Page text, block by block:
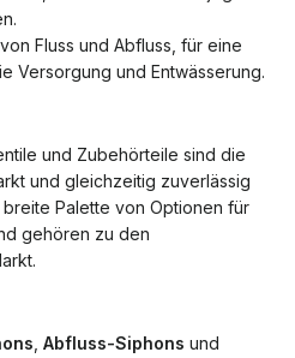
Fluss und Abfluss, für eine
Versorgung und Entwässerung.
und Zubehörteile sind die
und gleichzeitig zuverlässig
Palette von Optionen für
gehören zu den
Abfluss-Siphons und